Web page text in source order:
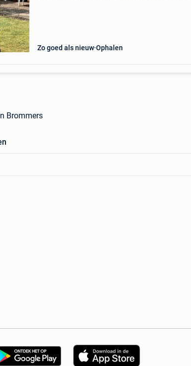
Zo goed als nieuw Ophalen
Brommers